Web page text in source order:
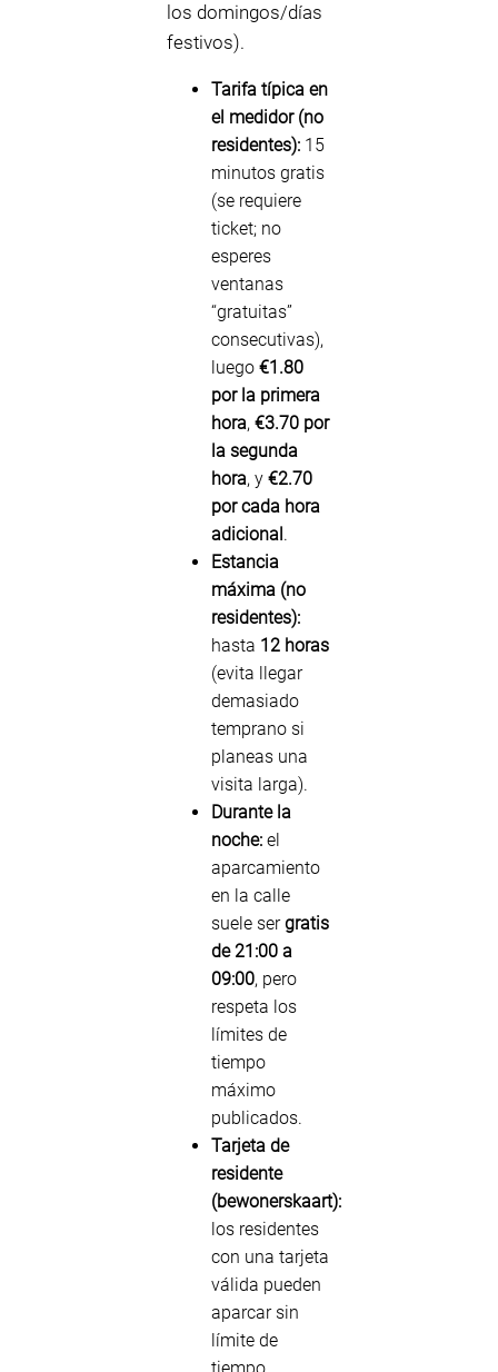
los domingos/días
festivos).
Tarifa típica en
el medidor (no
residentes): 15
minutos gratis
(se requiere
ticket; no
esperes
ventanas
“gratuitas”
consecutivas),
luego €1.80
por la primera
hora, €3.70 por
la segunda
hora, y €2.70
por cada hora
adicional .
Estancia
máxima (no
residentes):
hasta 12 horas
(evita llegar
demasiado
temprano si
planeas una
visita larga).
Durante la
noche: el
aparcamiento
en la calle
suele sergratis
de 21:00 a
09:00, pero
respeta los
límites de
tiempo
máximo
publicados.
Tarjeta de
residente
(bewonerskaart):
los residentes
con una tarjeta
válida pueden
aparcar sin
límite de